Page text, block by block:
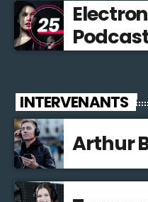
INTERVENANTS
Arthur